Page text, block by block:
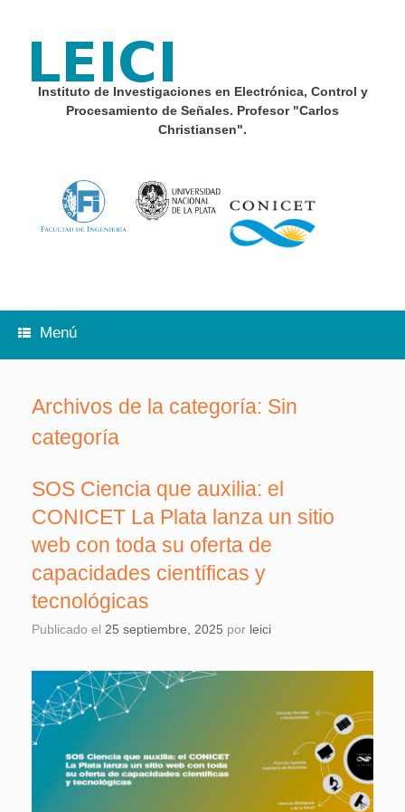
contenido
Instituto de Investigaciones en Electrónica, Control y
Procesamiento de Señales. Profesor "Carlos
Christiansen".
Menú
Archivos de la categoría: Sin
categoría
SOS Ciencia que auxilia: el
CONICET La Plata lanza un sitio
web con toda su oferta de
capacidades científicas y
tecnológicas
Publicado el 25 septiembre, 2025 por leici